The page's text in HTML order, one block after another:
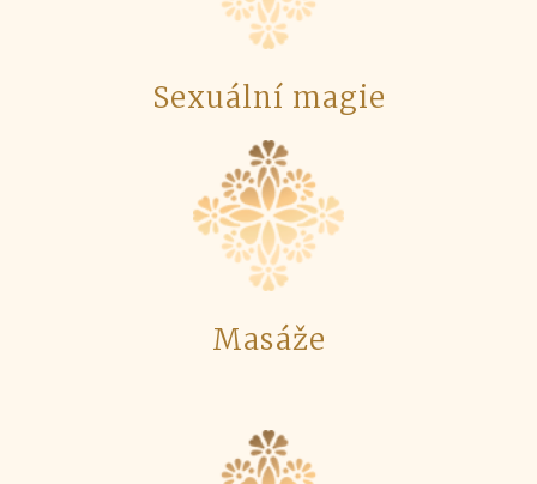
Sexuální magie
Masáže